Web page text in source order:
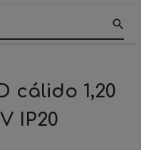
search
cálido 1,20
IP20